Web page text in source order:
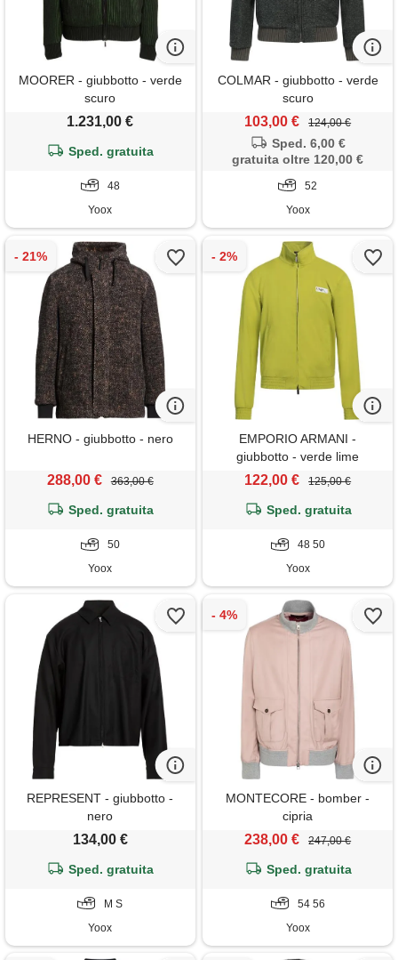
MOORER - giubbotto - verde
scuro
1.231,00 €
Sped. gratuita
48
Yoox
COLMAR - giubbotto - verde
scuro
103,00 € 124,00 €
Sped. 6,00 €
gratuita oltre 120,00 €
52
Yoox
HERNO - giubbotto - nero
288,00 € 363,00 €
Sped. gratuita
50
Yoox
EMPORIO ARMANI -
giubbotto - verde lime
122,00 € 125,00 €
Sped. gratuita
48 50
Yoox
REPRESENT - giubbotto -
nero
134,00 €
Sped. gratuita
M S
Yoox
MONTECORE - bomber -
cipria
238,00 € 247,00 €
Sped. gratuita
54 56
Yoox